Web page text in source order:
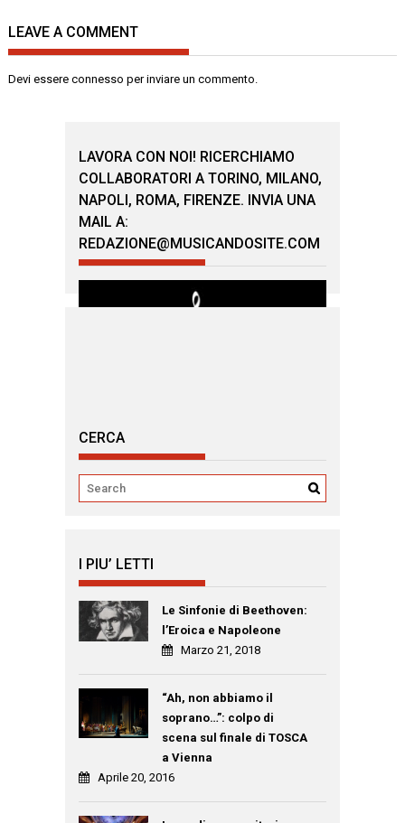
LEAVE A COMMENT
Devi essereconnesso per inviare un commento.
LAVORA CON NOI! RICERCHIAMO
COLLABORATORI A TORINO, MILANO,
NAPOLI, ROMA, FIRENZE. INVIA UNA
MAIL A:
REDAZIONE@MUSICANDOSITE.COM
CERCA
I PIU’ LETTI
Le Sinfonie di Beethoven:
l’Eroica e Napoleone
Marzo 21, 2018
“Ah, non abbiamo il
soprano…”: colpo di
scena sul finale di TOSCA
a Vienna
Aprile 20, 2016